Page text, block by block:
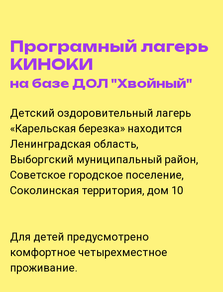
Програмный лагерь
КИНОКИ
на базе ДОЛ "Хвойный"
Детский оздоровительный лагерь
«Карельская березка» находится
Ленинградская область,
Выборгский муниципальный район,
Советское городское поселение,
Соколинская территория, дом 10
Для детей предусмотрено
комфортное четырехместное
проживание.